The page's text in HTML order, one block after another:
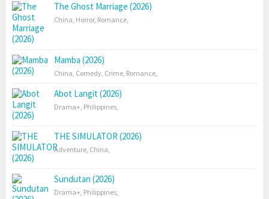
The Ghost Marriage (2026)
China, Horror, Romance,
Mamba (2026)
China, Comedy, Crime, Romance,
Abot Langit (2026)
Drama+, Philippines,
THE SIMULATOR (2026)
Adventure, China,
Sundutan (2026)
Drama+, Philippines,